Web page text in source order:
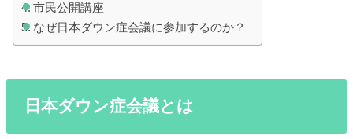
市民公開講座
なぜ日本ダウン症会議に参加するのか？
日本ダウン症会議とは